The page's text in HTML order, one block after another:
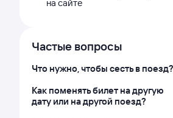
на сайте
Частые вопросы
Что нужно, чтобы сесть в поезд?
Как поменять билет на другую
дату или на другой поезд?